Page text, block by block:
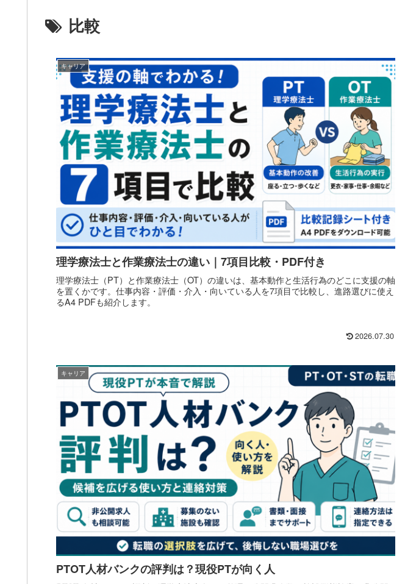
比較
キャリア
理学療法士と作業療法士の違い｜7項目比較・PDF付き
理学療法士（PT）と作業療法士（OT）の違いは、基本動作と生活行為のどこに支援の軸
を置くかです。仕事内容・評価・介入・向いている人を7項目で比較し、進路選びに使え
るA4 PDFも紹介します。
2026.07.30
キャリア
PTOT人材バンクの評判は？現役PTが向く人